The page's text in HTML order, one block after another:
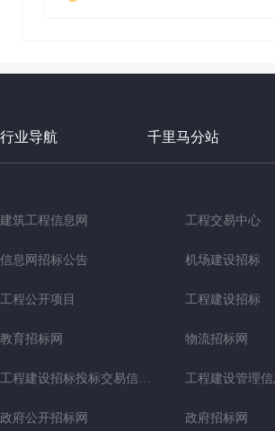
行业导航 千里马分站
建筑工程信息网 工程交易中心
信息网招标公告 机场建设招标
工程公开项目 工程建设招标
教育招标网 物流招标网
工程建设招标投标交易信息网 工程建设管理信
政府公开招标网 政府招标网